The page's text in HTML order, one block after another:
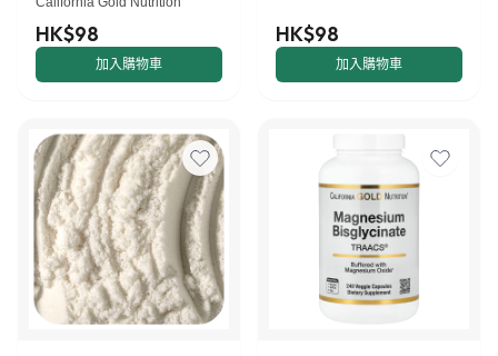
殼糖胺鹽酸鹽、硫痠軟骨素、
薑黃和乳香，90 粒素食膠
囊
HK$98
加入購物車
HK$98
加入購物車